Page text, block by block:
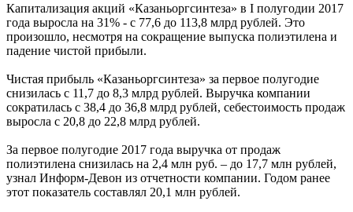
Капитализация акций «Казаньоргсинтеза» в I полугодии 2017
года выросла на 31% - с 77,6 до 113,8 млрд рублей. Это
произошло, несмотря на сокращение выпуска полиэтилена и
падение чистой прибыли.
Чистая прибыль «Казаньоргсинтеза» за первое полугодие
снизилась с 11,7 до 8,3 млрд рублей. Выручка компании
сократилась с 38,4 до 36,8 млрд рублей, себестоимость продаж
выросла с 20,8 до 22,8 млрд рублей.
За первое полугодие 2017 года выручка от продаж
полиэтилена снизилась на 2,4 млн руб. – до 17,7 млн рублей,
узнал Информ-Девон из отчетности компании. Годом ранее
этот показатель составлял 20,1 млн рублей.